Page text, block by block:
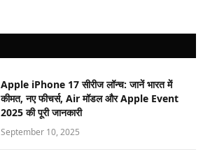
Apple iPhone 17 सीरीज लॉन्च: जानें भारत में
कीमत, नए फीचर्स, Air मॉडल और Apple Event
2025 की पूरी जानकारी
September 10, 2025